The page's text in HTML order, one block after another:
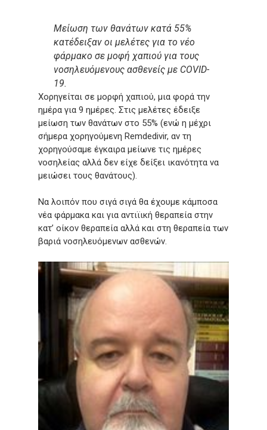
Μείωση των θανάτων κατά 55%
κατέδειξαν οι μελέτες για το νέο
φάρμακο σε μοφή χαπιού για τους
νοσηλευόμενους ασθενείς με COVID-
19.
Χορηγείται σε μορφή χαπιού, μια φορά την
ημέρα για 9 ημέρες. Στις μελέτες έδειξε
μείωση των θανάτων στο 55% (ενώ η μέχρι
σήμερα χορηγούμενη Remdedivir, αν τη
χορηγούσαμε έγκαιρα μείωνε τις ημέρες
νοσηλείας αλλά δεν είχε δείξει ικανότητα να
μειώσει τους θανάτους).
Να λοιπόν που σιγά σιγά θα έχουμε κάμποσα
νέα φάρμακα και για αντιϊική θεραπεία στην
κατ’ οίκον θεραπεία αλλά και στη θεραπεία των
βαριά νοσηλευόμενων ασθενών.